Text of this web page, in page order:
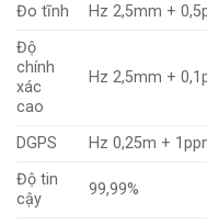
Đo tĩnh
Hz 2,5mm +
Độ
chính
xác
cao
Hz 2,5mm +
DGPS
Hz 0,25m +
Độ tin
cậy
99,99%